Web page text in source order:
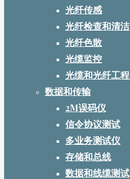
光纤传感
光纤检查和清洁
光纤色散
光缆监控
光缆和光纤工程
数据和传输
2M误码仪
信令协议测试
多业务测试仪
存储和总线
数据和线缆测试